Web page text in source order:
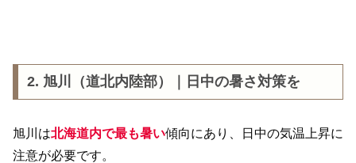
2. 旭川（道北内陸部）｜日中の暑さ対策を
旭川は北海道内で最も暑い傾向にあり、日中の気温上昇に
注意が必要です。